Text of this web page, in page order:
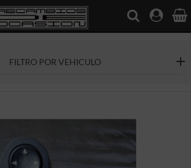
FILTRO POR VEHICULO